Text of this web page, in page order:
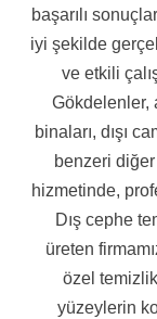
başarılı
iyi şekilde
ve etkili
Gökdelenler,
binaları, dışı
benzeri
hizmetinde,
Dış cephe
üreten
özel
yüzeylerin